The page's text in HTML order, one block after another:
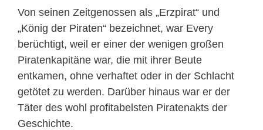
Von seinen Zeitgenossen als „Erzpirat“ und
„König der Piraten“ bezeichnet, war Every
berüchtigt, weil er einer der wenigen großen
Piratenkapitäne war, die mit ihrer Beute
entkamen, ohne verhaftet oder in der Schlacht
getötet zu werden. Darüber hinaus war er der
Täter des wohl profitabelsten Piratenakts der
Geschichte.